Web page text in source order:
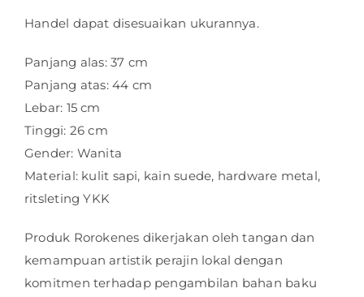
Handel dapat disesuaikan ukurannya.
Panjang alas: 37 cm
Panjang atas: 44 cm
Lebar: 15 cm
Tinggi: 26 cm
Gender: Wanita
Material: kulit sapi, kain suede, hardware metal,
ritsleting YKK
Produk Rorokenes dikerjakan oleh tangan dan
kemampuan artistik perajin lokal dengan
komitmen terhadap pengambilan bahan baku